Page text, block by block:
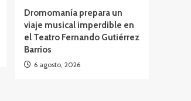
Dromomanía prepara un
viaje musical imperdible en
el Teatro Fernando Gutiérrez
Barrios
6 agosto, 2026